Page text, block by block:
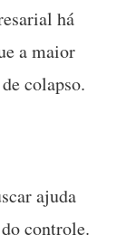
há
a maior
colapso.
ajuda
controle.